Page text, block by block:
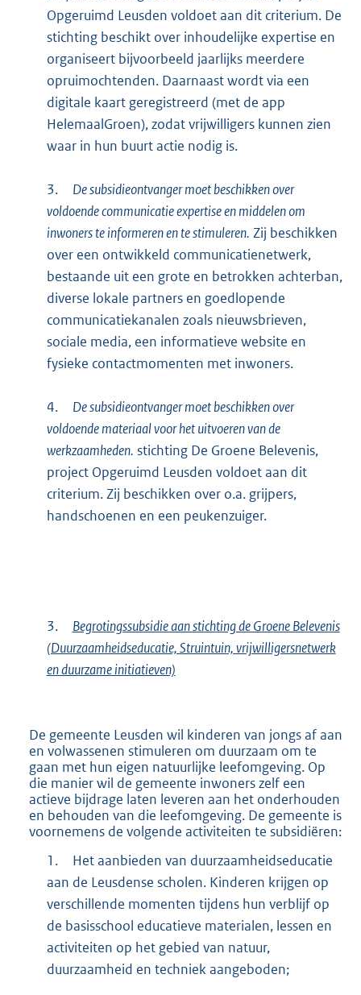
Opgeruimd Leusden voldoet aan dit criterium. De
stichting beschikt over inhoudelijke expertise en
organiseert bijvoorbeeld jaarlijks meerdere
opruimochtenden. Daarnaast wordt via een
digitale kaart geregistreerd (met de app
HelemaalGroen), zodat vrijwilligers kunnen zien
waar in hun buurt actie nodig is.
3.
De subsidieontvanger moet beschikken over
voldoende communicatie expertise en middelen om
inwoners te informeren en te stimuleren. Zij beschikken
over een ontwikkeld communicatienetwerk,
bestaande uit een grote en betrokken achterban,
diverse lokale partners en goedlopende
communicatiekanalen zoals nieuwsbrieven,
sociale media, een informatieve website en
fysieke contactmomenten met inwoners.
4.
De subsidieontvanger moet beschikken over
voldoende materiaal voor het uitvoeren van de
werkzaamheden. stichting De Groene Belevenis,
project Opgeruimd Leusden voldoet aan dit
criterium. Zij beschikken over o.a. grijpers,
handschoenen en een peukenzuiger.
3.
Begrotingssubsidie aan stichting de Groene Belevenis
(Duurzaamheidseducatie, Struintuin, vrijwilligersnetwerk
en duurzame initiatieven)
De gemeente Leusden wil kinderen van jongs af aan
en volwassenen stimuleren om duurzaam om te
gaan met hun eigen natuurlijke leefomgeving. Op
die manier wil de gemeente inwoners zelf een
actieve bijdrage laten leveren aan het onderhouden
en behouden van die leefomgeving. De gemeente is
voornemens de volgende activiteiten te subsidiëren:
1.
Het aanbieden van duurzaamheidseducatie
aan de Leusdense scholen. Kinderen krijgen op
verschillende momenten tijdens hun verblijf op
de basisschool educatieve materialen, lessen en
activiteiten op het gebied van natuur,
duurzaamheid en techniek aangeboden;